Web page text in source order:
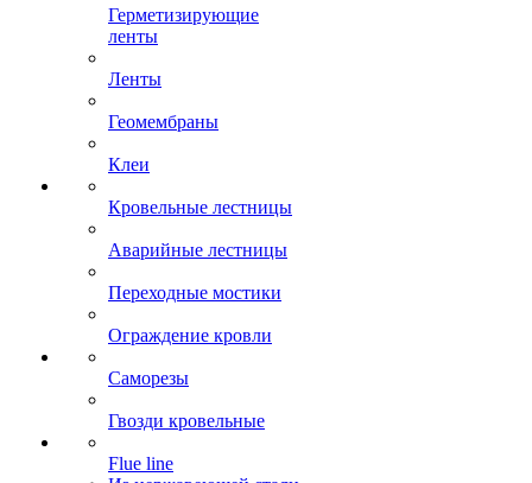
Герметизирующие
ленты
Ленты
Геомембраны
Клеи
Кровельные лестницы
Аварийные лестницы
Переходные мостики
Ограждение кровли
Саморезы
Гвозди кровельные
Flue line